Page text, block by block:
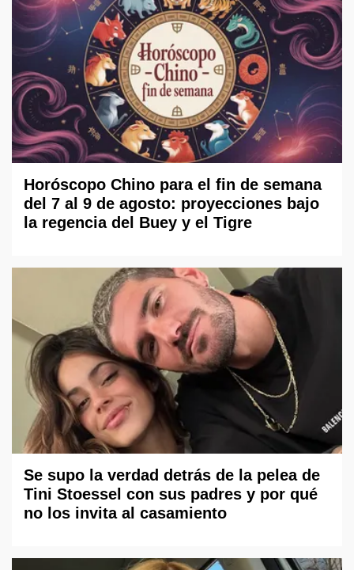
Horóscopo Chino para el fin de semana
del 7 al 9 de agosto: proyecciones bajo
la regencia del Buey y el Tigre
Se supo la verdad detrás de la pelea de
Tini Stoessel con sus padres y por qué
no los invita al casamiento